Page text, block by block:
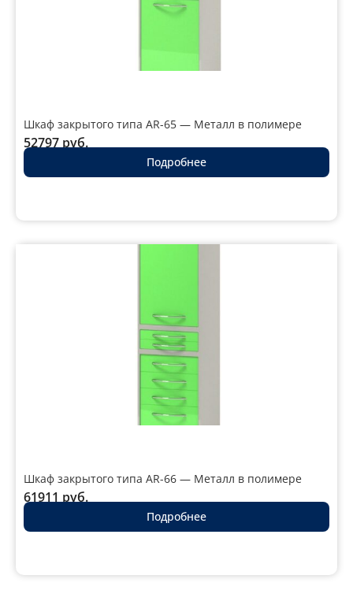
Шкаф закрытого типа AR-65 — Металл в полимере
52797 руб.
Подробнее
Шкаф закрытого типа AR-66 — Металл в полимере
61911 руб.
Подробнее